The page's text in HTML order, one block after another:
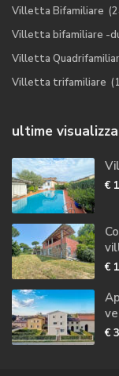
Villetta Bifamiliare
Villetta bifamiliare -
Villetta
Villetta trifamiliare
ultime
€
€
€